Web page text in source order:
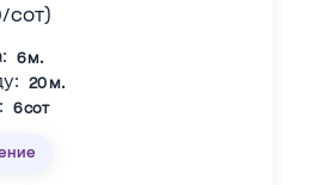
сот)
6 м.
20 м.
6 сот